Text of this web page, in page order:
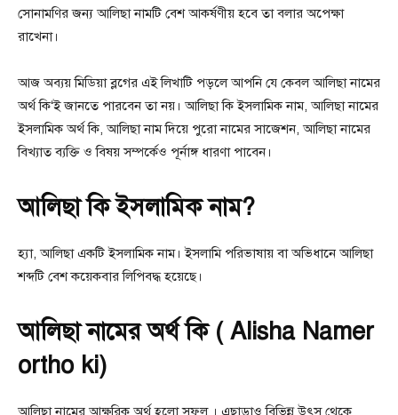
সোনামণির জন্য আলিছা নামটি বেশ আকর্ষণীয় হবে তা বলার অপেক্ষা
রাখেনা।
আজ অব্যয় মিডিয়া ব্লগের এই লিখাটি পড়লে আপনি যে কেবল আলিছা নামের
অর্থ কি‘ই জানতে পারবেন তা নয়। আলিছা কি ইসলামিক নাম, আলিছা নামের
ইসলামিক অর্থ কি, আলিছা নাম দিয়ে পুরো নামের সাজেশন, আলিছা নামের
বিখ্যাত ব্যক্তি ও বিষয় সম্পর্কেও পূর্নাঙ্গ ধারণা পাবেন।
আলিছা কি ইসলামিক নাম?
হ্যা, আলিছা একটি ইসলামিক নাম। ইসলামি পরিভাষায় বা অভিধানে আলিছা
শব্দটি বেশ কয়েকবার লিপিবদ্ধ হয়েছে।
আলিছা নামের অর্থ কি ( Alisha Namer
ortho ki)
আলিছা নামের আক্ষরিক অর্থ হলো সফল । এছাড়াও বিভিন্ন উৎস থেকে